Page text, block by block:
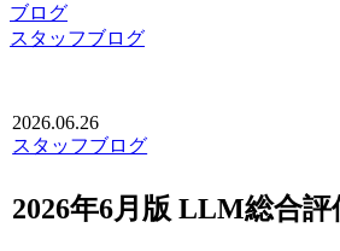
ブログ
スタッフブログ
2026.06.26
スタッフブログ
2026年6月版 LLM総合評